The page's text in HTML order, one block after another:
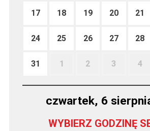
17 18 19 20 21
24 25 26 27 28
31 1 2 3 4
czwartek, 6
WYBIERZ GODZINĘ